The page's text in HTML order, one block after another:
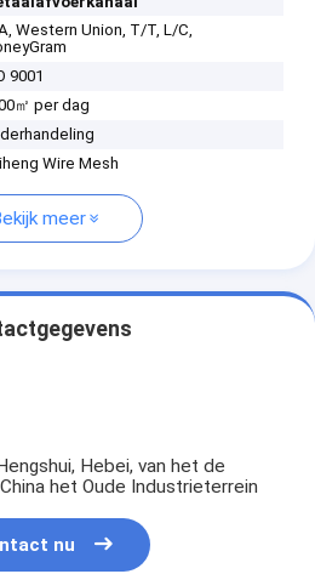
Western Union, T/T, L/C,
9001
㎡ per dag
Wire Mesh
meer
Hebei, van het de
het Oude Industrieterrein
nu